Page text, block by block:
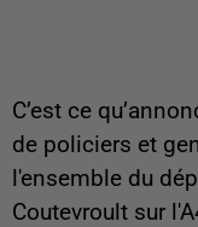
C’est ce
de policiers et
l'ensemble du
Coutevroult sur